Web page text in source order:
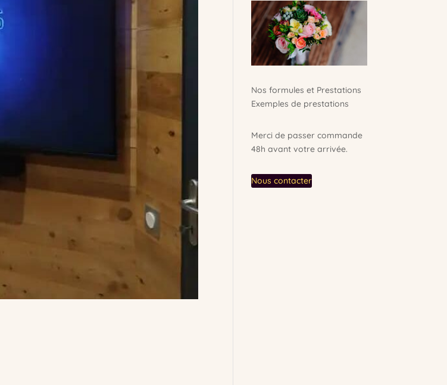
Nos formules et Prestations
Exemples de prestations
Merci de passer commande
48h avant votre arrivée.
Nous contacter